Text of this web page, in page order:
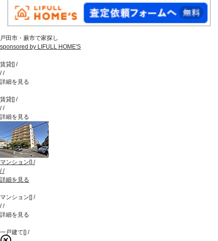
戸田市・蕨市で家探し
sponsored by LIFULL HOME'S
賃貸[] /
//
詳細を見る
賃貸[] /
//
詳細を見る
マンション [] /
//
詳細を見る
マンション [] /
//
詳細を見る
一戸建て [] /